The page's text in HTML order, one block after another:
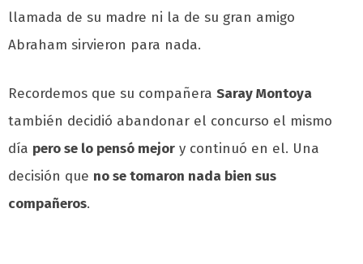
llamada de su madre ni la de su gran amigo
Abraham sirvieron para nada.
Recordemos que su compañera Saray Montoya
también decidió abandonar el concurso el mismo
día pero se lo pensó mejor y continuó en el. Una
decisión que no se tomaron nada bien sus
compañeros.